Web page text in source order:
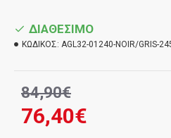
76,40€
84,90€
ΔΙΑΘΕΣΙΜΟ
ΚΩΔΙΚΟΣ: AGL32-01240-NOIR/GRIS-